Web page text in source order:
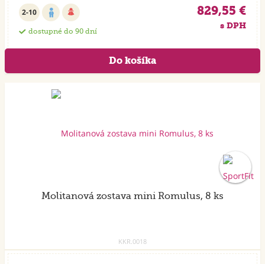
2-10
dostupné do 90 dní
829,55 €
s DPH
Molitanová zostava mini Romulus, 8 ks
KKR.0018